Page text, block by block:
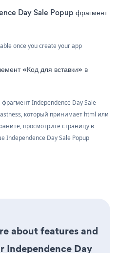
Day Sale Popup фрагмент
once you create your app
«Код для вставки» в
Independence Day Sale
который принимает html или
просмотрите страницу в
Independence Day Sale Popup
about features and
Independence Day